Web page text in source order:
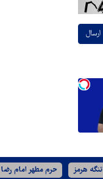
ارسال
تنگه هرمز حرم مطهر امام